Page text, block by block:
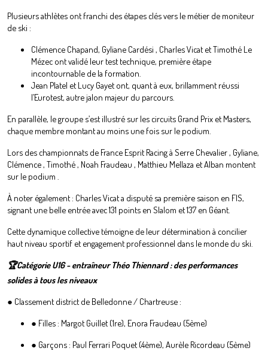
Plusieurs athlètes ont franchi des étapes clés vers le métier de moniteur
de ski :
Clémence Chapand, Gyliane Cardési , Charles Vicat et Timothé Le
Mézec ont validé leur test technique, première étape
incontournable de la formation.
Jean Platel et Lucy Gayet ont, quant à eux, brillamment réussi
l’Eurotest, autre jalon majeur du parcours.
En parallèle, le groupe s’est illustré sur les circuits Grand Prix et Masters,
chaque membre montant au moins une fois sur le podium.
Lors des championnats de France Esprit Racing à Serre Chevalier , Gyliane,
Clémence , Timothé , Noah Fraudeau , Matthieu Mellaza et Alban montent
sur le podium .
À noter également : Charles Vicat a disputé sa première saison en FIS,
signant une belle entrée avec 131 points en Slalom et 137 en Géant.
Cette dynamique collective témoigne de leur détermination à concilier
haut niveau sportif et engagement professionnel dans le monde du ski.
🏆Catégorie U16 - entraîneur Théo Thiennard : des performances
solides à tous les niveaux
● Classement district de Belledonne / Chartreuse :
● Filles : Margot Guillet (1re), Enora Fraudeau (5ème)
● Garçons : Paul Ferrari Poquet (4ème), Aurèle Ricordeau (5ème)